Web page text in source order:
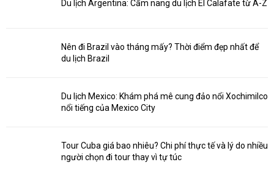
Du lịch Argentina: Cẩm nang du lịch El Calafate từ A-Z
Nên đi Brazil vào tháng mấy? Thời điểm đẹp nhất để
du lịch Brazil
Du lịch Mexico: Khám phá mê cung đảo nổi Xochimilco
nổi tiếng của Mexico City
Tour Cuba giá bao nhiêu? Chi phí thực tế và lý do nhiều
người chọn đi tour thay vì tự túc